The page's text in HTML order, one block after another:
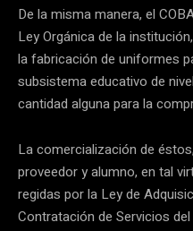
De la misma manera, el
Ley Orgánica de la
la fabricación de uniformes
subsistema educativo de
cantidad alguna para la
La comercialización de
proveedor y alumno, en tal
regidas por la Ley de
Contratación de Servicios